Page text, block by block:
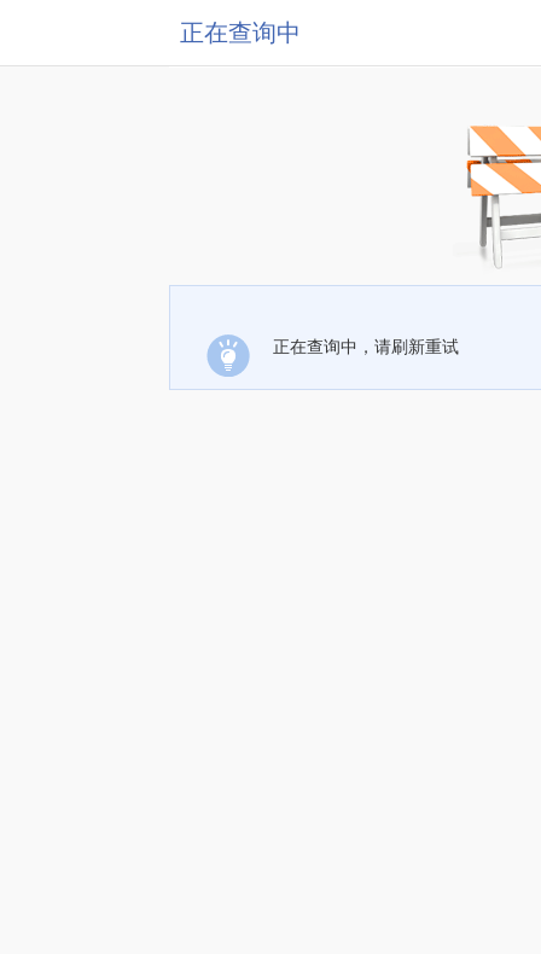
正在查询中
正在查询中，请刷新重试